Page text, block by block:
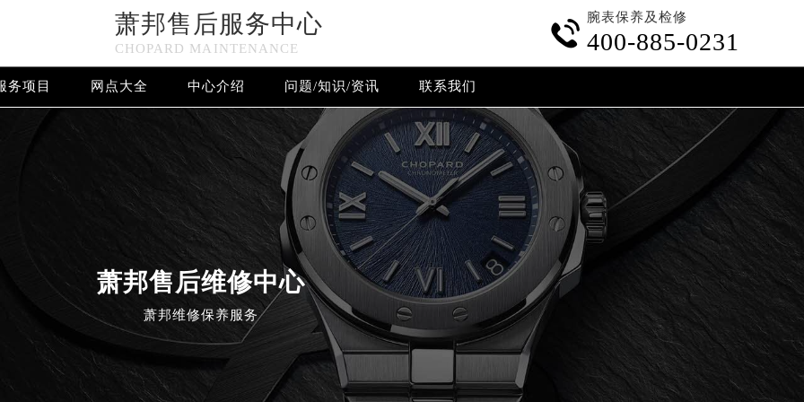
萧邦售后服务中心
CHOPARD MAINTENANCE

腕表保养及检修
400-885-0231
务项目 网点大全 中心介绍 问题/知识/资讯
联系我们
欢迎使用萧邦维修售后服务中心！
萧邦售后维修中心
萧邦维修保养服务